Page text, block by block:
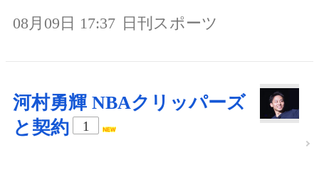
08月09日 17:37 日刊スポーツ
河村勇輝 NBAクリッパーズ
と契約
1